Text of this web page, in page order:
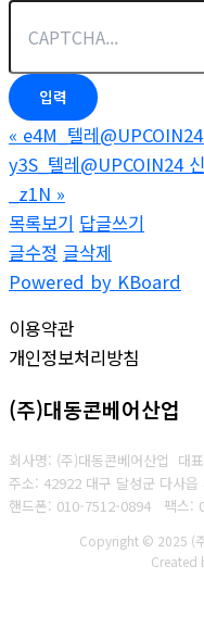
« e4M_텔레
y3S_텔레@UPCOIN24
_z1N »
목록보기 답글쓰기
글수정 글삭제
Powered by KBoard
이용약관
개인정보처리방침
(주)대동콘베어산업
회사명: (주)대동콘베어산업 대
주소: 42922 대구 달성군 다사
핸드폰: 010-7512-0894
팩스:
Copyright © 2025 (
Created